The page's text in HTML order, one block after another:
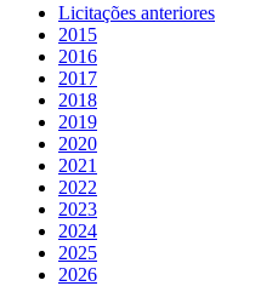
Licitações anteriores
2015
2016
2017
2018
2019
2020
2021
2022
2023
2024
2025
2026